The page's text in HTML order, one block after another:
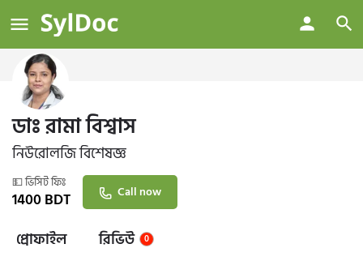
ডাঃ রামা বিশ্বাস
নিউরোলজি বিশেষজ্ঞ
💵 ভিসিট ফিঃ
1400BDT Call now
প্রোফাইল রিভিউ 0